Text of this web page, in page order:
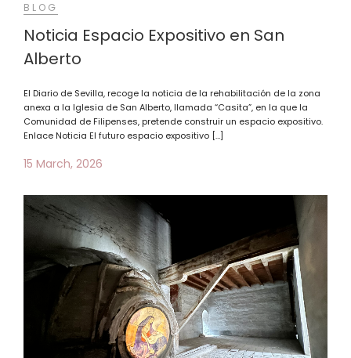
BLOG
Noticia Espacio Expositivo en San
Alberto
El Diario de Sevilla, recoge la noticia de la rehabilitación de la zona
anexa a la Iglesia de San Alberto, llamada “Casita”, en la que la
Comunidad de Filipenses, pretende construir un espacio expositivo.
Enlace Noticia El futuro espacio expositivo […]
15 March, 2026